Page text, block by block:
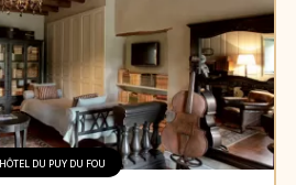
HÔTEL DU PUY DU FOU